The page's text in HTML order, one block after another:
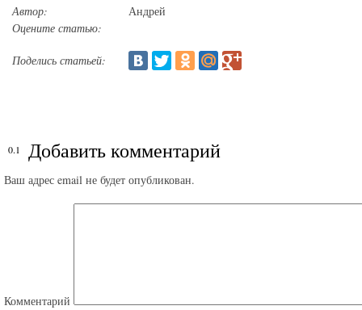
Автор:
Андрей
Оцените статью:
Поделись статьей:
Добавить комментарий
Ваш адрес email не будет опубликован.
Комментарий